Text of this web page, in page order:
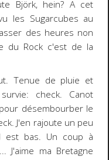
Björk, hein? A cet
les Sugarcubes au
des heures non
du Rock c'est de la
Tenue de pluie et
check. Canot
désembourber le
J'en rajoute un peu
est bas. Un coup à
J'aime ma Bretagne